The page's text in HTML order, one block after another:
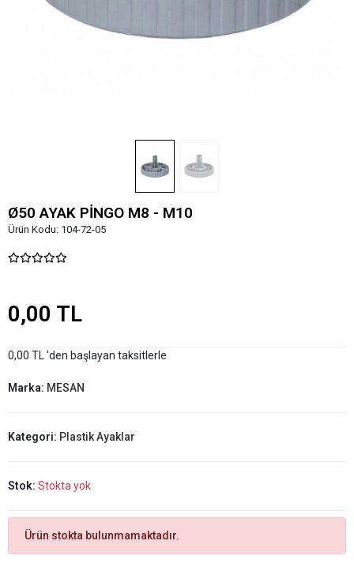
Ø50 AYAK PİNGO M8 - M10
Ürün Kodu: 104-72-05
0,00 TL
0,00 TL 'den başlayan taksitlerle
Marka: MESAN
Kategori: Plastik Ayaklar
Stok: Stokta yok
Ürün stokta bulunmamaktadır.